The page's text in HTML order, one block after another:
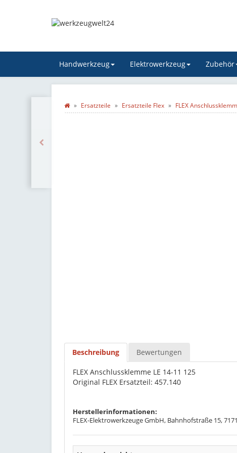
Handwerkzeug Elektrowerkzeug Zubehör
Ersatzteile Ersatzteile Flex FLEX
Beschreibung Bewertungen
FLEX Anschlussklemme LE 14-11 125
Original FLEX Ersatzteil: 457.140
Herstellerinformationen:
FLEX-Elektrowerkzeuge GmbH, Bahnhofstraße 15,